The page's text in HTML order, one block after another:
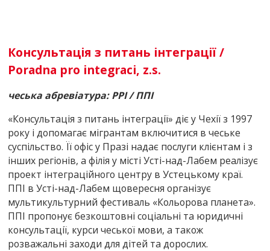
Консультація з питань інтеграції /
Poradna pro integraci, z.s.
чеська абревіатура: PPI/ ППІ
«Консультація з питань інтеграції» діє у Чехії з 1997
року і допомагає мігрантам включитися в чеське
суспільство. Її офіс у Празі надає послуги клієнтам і з
інших регіонів, а філія у місті Усті-над-Лабем реалізує
проект інтеграційного центру в Устецькому краї.
ППІ в Усті-над-Лабем щовересня організує
мультикультурний фестиваль «Кольорова планета».
ППІ пропонує безкоштовні соціальні та юридичні
консультації, курси чеської мови, а також
розважальні заходи для дітей та дорослих.